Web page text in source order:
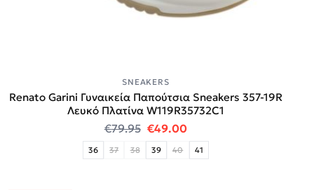
SNEAKERS
Renato Garini Γυναικεία Παπούτσια Sneakers 357-19R
Λευκό Πλατίνα W119R35732C1
€79.95 Original price was: €79.95.
€49.00Η τρέχουσα τιμή
36 37 38 39 40 41